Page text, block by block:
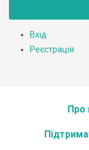
Вхід
Реєстрація
Про